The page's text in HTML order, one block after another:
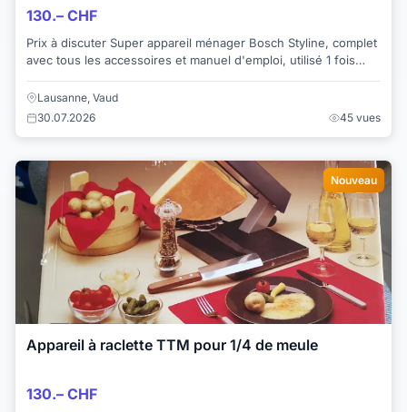
130.– CHF
Prix à discuter Super appareil ménager Bosch Styline, complet
avec tous les accessoires et manuel d'emploi, utilisé 1 fois
Lausanne, Vaud
30.07.2026
45 vues
Nouveau
Appareil à raclette TTM pour 1/4 de meule
130.– CHF